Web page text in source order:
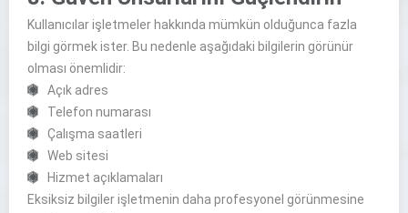
Kullanıcılar işletmeler hakkında mümkün olduğunca fazla
bilgi görmek ister. Bu nedenle aşağıdaki bilgilerin görünür
olması önemlidir:
Açık adres
Telefon numarası
Çalışma saatleri
Web sitesi
Hizmet açıklamaları
Eksiksiz bilgiler işletmenin daha profesyonel görünmesine